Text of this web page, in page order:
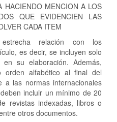
HACIENDO MENCION A LOS
QUE EVIDENCIEN LAS
CADA ITEM
relación con los
es decir, se incluyen solo
su elaboración. Además,
orden alfabético al final del
a las normas internacionales
incluir un mínimo de 20
revistas indexadas, libros o
otros documentos.